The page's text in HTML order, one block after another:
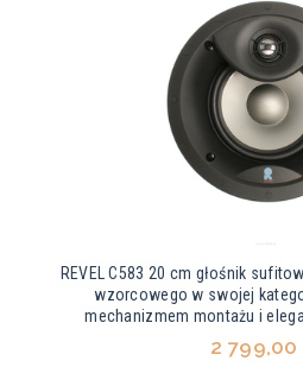
REVEL C583 20 cm głośnik
wzorcowego w swojej
mechanizmem montażu i
2 799,00